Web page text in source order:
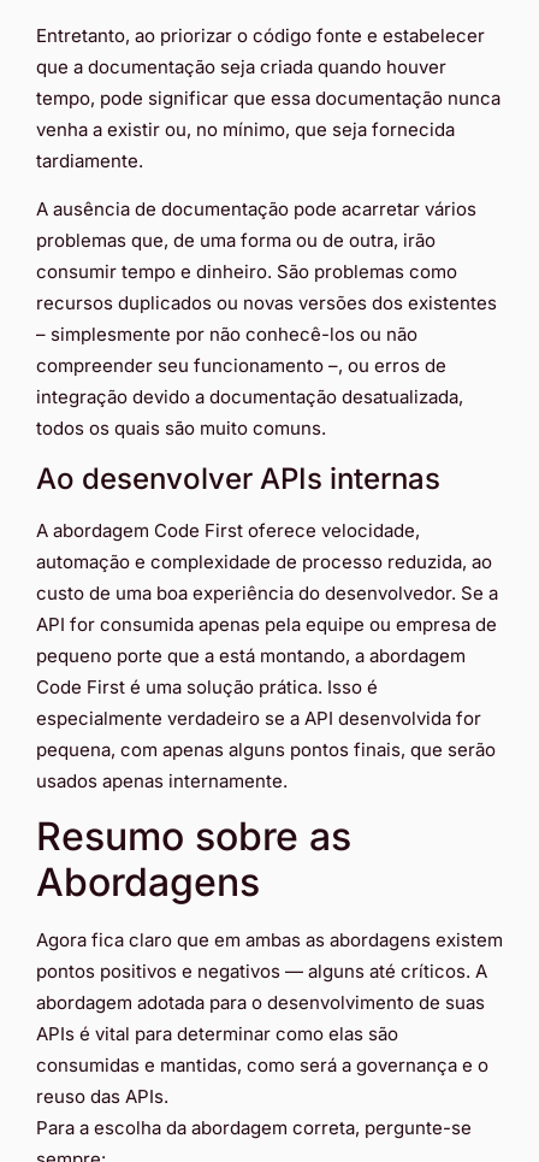
Entretanto, ao priorizar o código fonte e estabelecer
que a documentação seja criada quando houver
tempo, pode significar que essa documentação nunca
venha a existir ou, no mínimo, que seja fornecida
tardiamente.
A ausência de documentação pode acarretar vários
problemas que, de uma forma ou de outra, irão
consumir tempo e dinheiro. São problemas como
recursos duplicados ou novas versões dos existentes
– simplesmente por não conhecê-los ou não
compreender seu funcionamento –, ou erros de
integração devido a documentação desatualizada,
todos os quais são muito comuns.
Ao desenvolver APIs internas
A abordagem Code First oferece velocidade,
automação e complexidade de processo reduzida, ao
custo de uma boa experiência do desenvolvedor. Se a
API for consumida apenas pela equipe ou empresa de
pequeno porte que a está montando, a abordagem
Code First é uma solução prática. Isso é
especialmente verdadeiro se a API desenvolvida for
pequena, com apenas alguns pontos finais, que serão
usados ​​apenas internamente.
Resumo sobre as
Abordagens
Agora fica claro que em ambas as abordagens existem
pontos positivos e negativos — alguns até críticos. A
abordagem adotada para o desenvolvimento de suas
APIs é vital para determinar como elas são
consumidas e mantidas, como será a governança e o
reuso das APIs.
Para a escolha da abordagem correta, pergunte-se